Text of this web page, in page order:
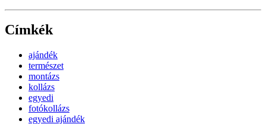
Címkék
ajándék
természet
montázs
kollázs
egyedi
fotókollázs
egyedi ajándék